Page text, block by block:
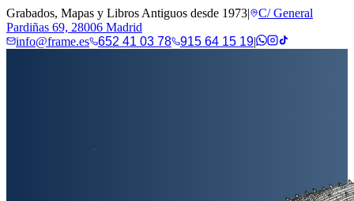
Grabados, Mapas y Libros Antiguos desde 1973|
C/ General
Pardiñas 69, 28006 Madrid
info@frame.es
652 41 03 78 915 64 15 19|